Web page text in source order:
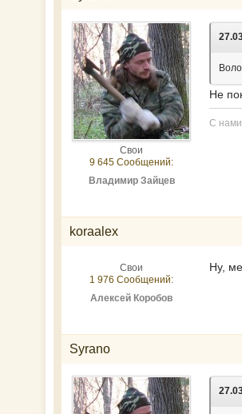
Свои
9 645 Сообщений:
Владимир Зайцев
Не
С
koraalex
Свои
1 976 Сообщений:
Алексей Коробов
Ну,
Syrano